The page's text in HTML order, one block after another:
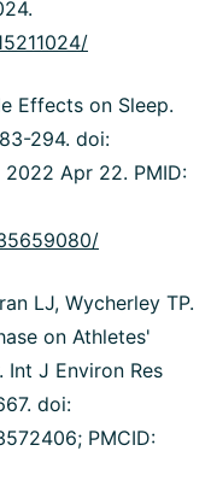
Effects on Sleep.
294. doi:
2022 Apr 22. PMID:
LJ, Wycherley TP.
on Athletes'
Int J Environ Res
doi:
PMCID: